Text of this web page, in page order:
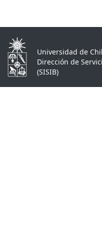
Universidad de
Dirección de
(SISIB)